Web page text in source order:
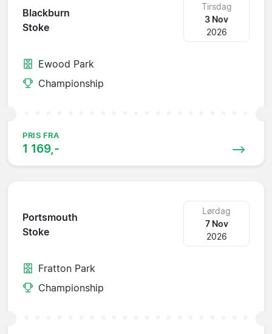
Blackburn
Stoke
Tirsdag
3 Nov
2026
Ewood Park
Championship
PRIS FRA
1 169,-
Portsmouth
Stoke
Lørdag
7 Nov
2026
Fratton Park
Championship